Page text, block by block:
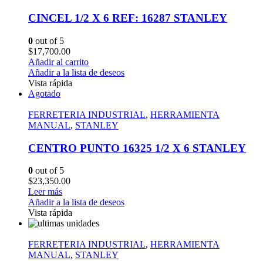
CINCEL 1/2 X 6 REF: 16287 STANLEY
0 out of 5
$17,700.00
Añadir al carrito
Añadir a la lista de deseos
Vista rápida
Agotado
FERRETERIA INDUSTRIAL, HERRAMIENTA
MANUAL, STANLEY
CENTRO PUNTO 16325 1/2 X 6 STANLEY
0 out of 5
$23,350.00
Leer más
Añadir a la lista de deseos
Vista rápida
FERRETERIA INDUSTRIAL, HERRAMIENTA
MANUAL, STANLEY